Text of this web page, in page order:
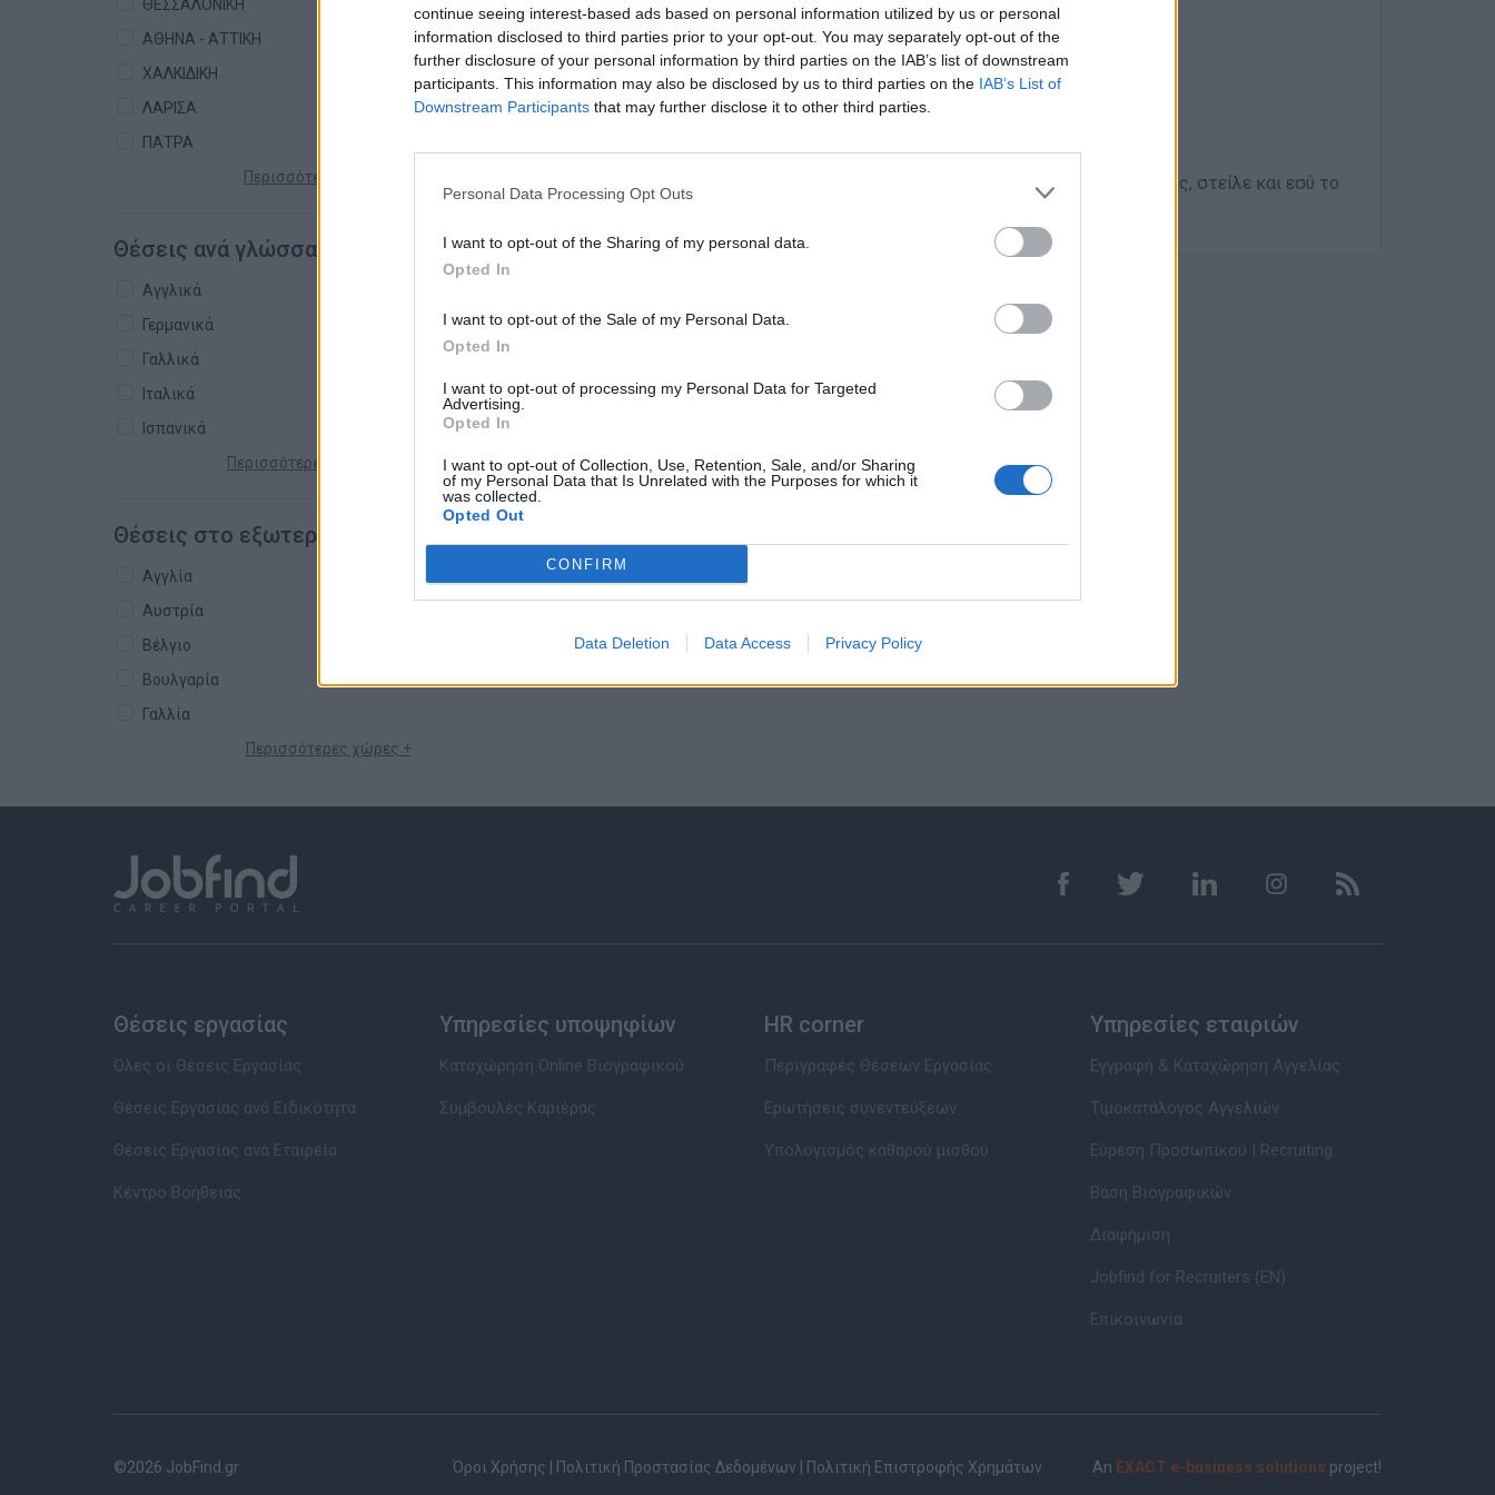
continue seeing interest-based ads based on personal information utilized by us or personal
information disclosed to third parties prior to your opt-out. You may separately opt-out of the
further disclosure of your personal information by third parties on the IAB’s list of downstream
participants. This information may also be disclosed by us to third parties on the IAB’s List of
Downstream Participants that may further disclose it to other third parties.
Personal Data Processing Opt Outs
I want to opt-out of the Sharing of my personal data.
Opted In
I want to opt-out of the Sale of my Personal Data.
Opted In
I want to opt-out of processing my Personal Data for Targeted
Advertising.
Opted In
I want to opt-out of Collection, Use, Retention, Sale, and/or Sharing
of my Personal Data that Is Unrelated with the Purposes for which it
was collected.
Opted Out
CONFIRM
Data Deletion Data Access Privacy Policy
ΘΕΣΣΑΛΟΝΙΚΗ
ΑΘΗΝΑ - ΑΤΤΙΚΗ
ΧΑΛΚΙΔΙΚΗ
ΛΑΡΙΣΑ
ΠΑΤΡΑ
Περισσότερες πόλεις +
Θέσεις ανά γλώσσα
Αγγλικά
Γερμανικά
Γαλλικά
Ιταλικά
Ισπανικά
Περισσότερες γλώσσες +
Θέσεις στο εξωτερικό
Αγγλία
Αυστρία
Βέλγιο
Βουλγαρία
Γαλλία
Περισσότερες χώρες +
Τι θα αποκτήσεις;
Δυνατότητα επαγγελματικής ανέλιξης
Εξειδικευμένο πακέτο εκπαίδευσης
Αν θέλεις να ξεκινήσεις την καριέρα σου δημιουργικά και με προοπτικές εξέλιξης, στείλε και εσύ το
βιογραφικό σου.
Θέσεις εργασίας
Όλες οι Θέσεις Εργασίας
Θέσεις Εργασίας ανά Ειδικότητα
Θέσεις Εργασίας ανά Εταιρεία
Κέντρο Βοήθειας
Υπηρεσίες υποψηφίων
Καταχώρηση Online Βιογραφικού
Συμβουλές Καριέρας
HR corner
Περιγραφές Θέσεων Εργασίας
Ερωτήσεις συνεντεύξεων
Υπολογισμός καθαρού μισθού
Υπηρεσίες εταιριών
Εγγραφή & Καταχώρηση Αγγελίας
Τιμοκατάλογος Αγγελιών
Εύρεση Προσωπικού | Recruiting
Βάση Βιογραφικών
Διαφήμιση
Jobfind for Recruiters (EN)
Επικοινωνία
©2026 JobFind.gr Όροι Χρήσης Πολιτική Προστασίας Δεδομένων Πολιτική Επιστροφής Χρημάτων An EXACT e-business solutions project!